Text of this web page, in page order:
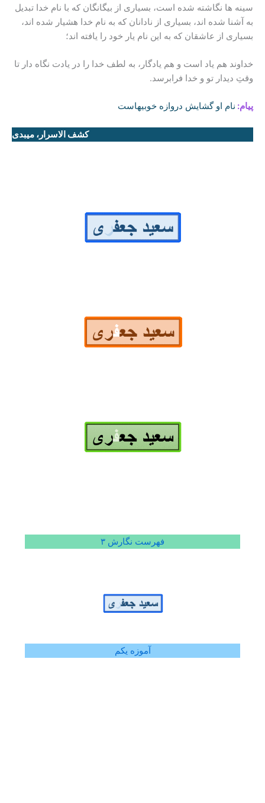
سینه ها نگاشته شده است، بسیاری از بیگانگان که با نام خدا تبدیل
به آشنا شده اند، بسیاری از نادانان که به نام خدا هشیار شده اند،
بسیاری از عاشقان که به این نام یار خود را یافته اند؛
خداوند هم یاد است و هم یادگار، به لطف خدا را در یادت نگاه دار تا
وقتِ دیدار تو و خدا فرابرسد.
پیام: نام او گشایش دروازه خوبیهاست
کشف الاسرار، میبدی
فهرست نگارش ۳
آموزه یکم